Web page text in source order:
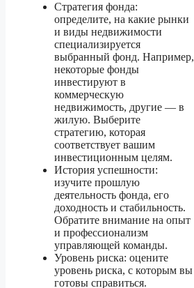
Стратегия фонда:
определите, на какие рынки
и виды недвижимости
специализируется
выбранный фонд. Например,
некоторые фонды
инвестируют в
коммерческую
недвижимость, другие — в
жилую. Выберите
стратегию, которая
соответствует вашим
инвестиционным целям.
История успешности:
изучите прошлую
деятельность фонда, его
доходность и стабильность.
Обратите внимание на опыт
и профессионализм
управляющей команды.
Уровень риска: оцените
уровень риска, с которым вы
готовы справиться.